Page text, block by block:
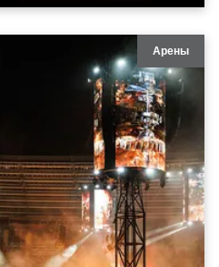
Арены